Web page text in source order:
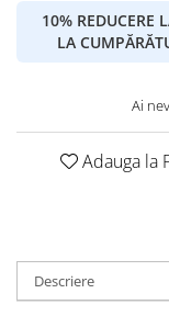
10% REDUCERE
LA
Ai
Adauga la
Descriere